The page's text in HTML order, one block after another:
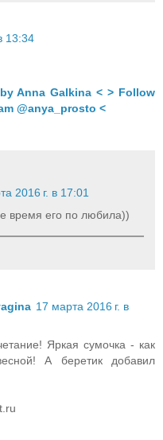
13:34
by Anna Galkina <> Follow
@anya_prosto <
2016 г. в 17:01
время его по любила))
17 марта 2016 г. в
Яркая сумочка - как
А беретик добавил